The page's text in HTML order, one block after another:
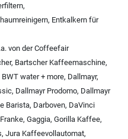
,
, Entkalkern für
von derCoffeefair
, Bartscher Kaffeemaschine,
BWT water + more, Dallmayr,
, Dallmayr Prodomo, Dallmayr
Barista, Darboven, DaVinci
Franke, Gaggia, Gorilla Kaffee,
, Jura Kaffeevollautomat,